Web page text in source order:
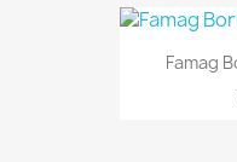
Famag